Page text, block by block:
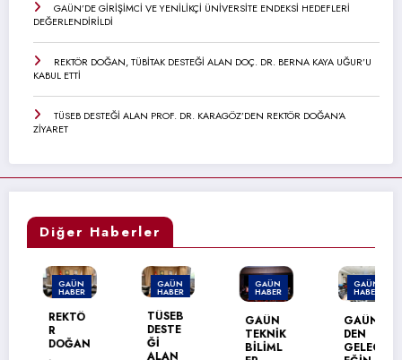
GAÜN’DE GİRİŞİMCİ VE YENİLİKÇİ ÜNİVERSİTE ENDEKSİ HEDEFLERİ
DEĞERLENDİRİLDİ
REKTÖR DOĞAN, TÜBİTAK DESTEĞİ ALAN DOÇ. DR. BERNA KAYA UĞUR’U
KABUL ETTİ
TÜSEB DESTEĞİ ALAN PROF. DR. KARAGÖZ’DEN REKTÖR DOĞAN’A
ZİYARET
Diğer Haberler
GAÜN
HABER
REKTÖ
DOĞAN
GAÜN
HABER
TÜSEB
DESTE
ALAN
GAÜN
HABER
GAÜN
TEKNİK
BİLİML
GAÜN
HABER
GAÜN’
DEN
GELEC